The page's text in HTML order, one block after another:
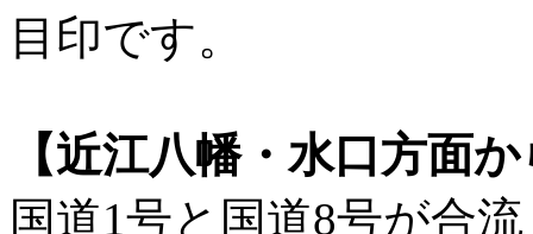
目印です。
【近江八幡・水口方面
国道1号と国道8号が合